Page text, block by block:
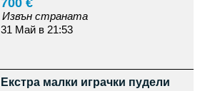
700 €
Извън страната
31 Май в 21:53
Екстра малки играчки пудели